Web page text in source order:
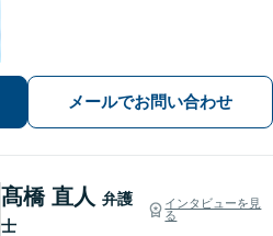
メールでお問い合わせ
髙橋 直人 弁護
士
インタビューを見
る